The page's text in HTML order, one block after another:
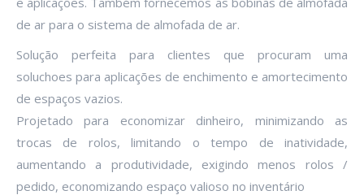
de ar para o sistema de almofada de ar.
Solução perfeita para clientes que procuram uma
soluchoes para aplicações de enchimento e amortecimento
de espaços vazios.
Projetado para economizar dinheiro, minimizando as
trocas de rolos, limitando o tempo de inatividade,
aumentando a produtividade, exigindo menos rolos /
pedido, economizando espaço valioso no inventário